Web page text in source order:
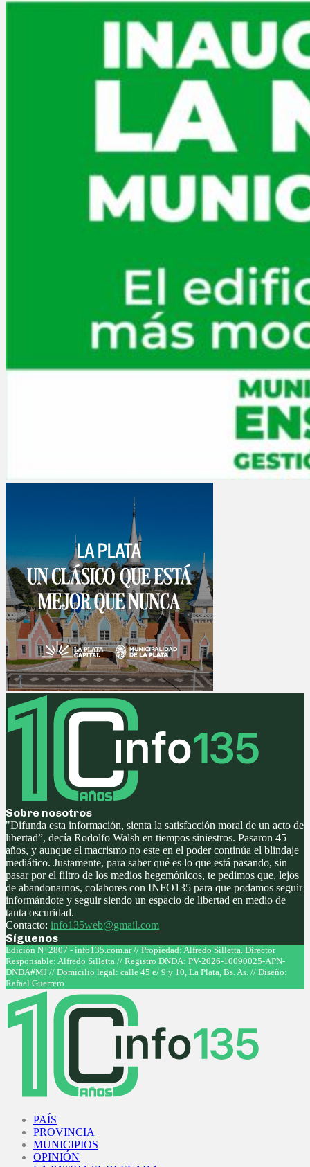
Sobre nosotros
"Difunda esta información, sienta la satisfacción moral de un acto de
libertad”, decía Rodolfo Walsh en tiempos siniestros. Pasaron 45
años, y aunque el macrismo no este en el poder continúa el blindaje
mediático. Justamente, para saber qué es lo que está pasando, sin
pasar por el filtro de los medios hegemónicos, te pedimos que, lejos
de abandonarnos, colabores con INFO135 para que podamos seguir
informándote y seguir siendo un espacio de libertad en medio de
tanta oscuridad.
Contacto: info135web@gmail.com
Síguenos
Facebook
Twitter
Instagram
Youtube
Edición Nº 2807 - info135.com.ar // Propiedad: Alfredo Silletta. Director
Responsable: Alfredo Silletta // Registro DNDA: PV-2026-10090025-APN-
DNDA#MJ // Domicilio legal: calle 45 e/ 9 y 10, La Plata, Bs. As. // Diseño:
Rafael Guerrero
PAÍS
PROVINCIA
MUNICIPIOS
OPINIÓN